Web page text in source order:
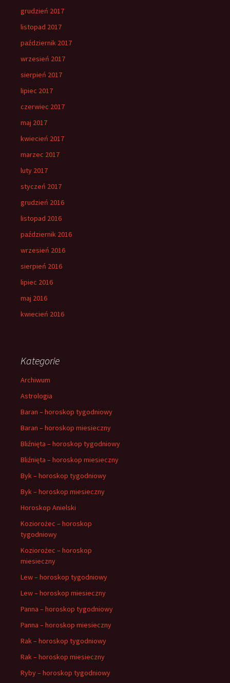
grudzień 2017
listopad 2017
październik 2017
wrzesień 2017
sierpień 2017
lipiec 2017
czerwiec 2017
maj 2017
kwiecień 2017
marzec 2017
luty 2017
styczeń 2017
grudzień 2016
listopad 2016
październik 2016
wrzesień 2016
sierpień 2016
lipiec 2016
maj 2016
kwiecień 2016
Kategorie
Archiwum
Astrologia
Baran – horoskop tygodniowy
Baran – horoskop miesieczny
Bliźnięta – horoskop tygodniowy
Bliźnięta – horoskop miesieczny
Byk – horoskop tygodniowy
Byk – horoskop miesieczny
Horoskop Anielski
Koziorożec – horoskop
tygodniowy
Koziorożec – horoskop
miesieczny
Lew – horoskop tygodniowy
Lew – horoskop miesieczny
Panna – horoskop tygodniowy
Panna – horoskop miesieczny
Rak – horoskop tygodniowy
Rak – horoskop miesieczny
Ryby – horoskop tygodniowy